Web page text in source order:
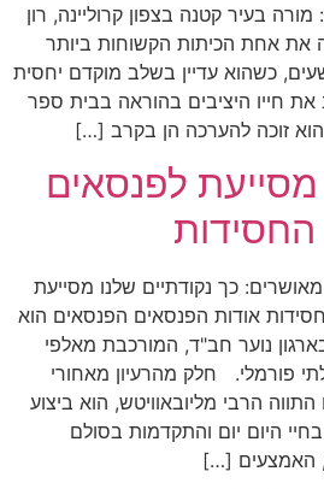
בעיר קטנה בצפון קרוליינה, רון
את אחת הכיתות הקשוחות ביותר
כשהוא עדיין בשלב מוקדם יחסית
את חייו היציבים בהוראה בבית ספר
זוכה להערכה הן בקרב […]
מסייעת לפנסאים
החסידות
כך נקודתיים שלנו מסייעת
אודות הפנסאים הפנסאים הוא
נוער חב"ד, המורכבת מאלפי
פורמלי. חלק מהרעיון מאחורי
הרבי מליובאוויטש, הוא ביצוע
היום יום והתקדמות בסולם
האמצעים […]